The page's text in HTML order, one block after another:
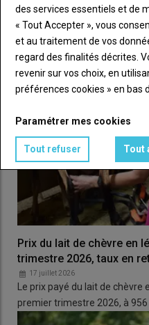
Gérard Chabauty appelle
davantagedéfendre leur
mieux connu et davantage
mêmes n’y croient pas ou ne
compliqué de le valoriser.»
Lire aussi :Dans
collectives pour
Prix du lait de chèvre en
trimestre 2026, taux en
17 juillet 2026
Le prix payé du lait de chèvre
premier trimestre 2026, à
des services essentiels et de
« Tout Accepter », vous
et au traitement de vos
regard des finalités décrites.
revenir sur vos choix, en
préférences cookies » en bas
Paramétrer mes cookies
Tout refuser Tout